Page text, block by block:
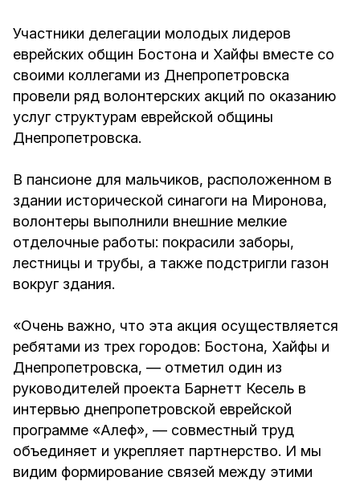
Участники делегации молодых лидеров
еврейских общин Бостона и Хайфы вместе со
своими коллегами из Днепропетровска
провели ряд волонтерских акций по оказанию
услуг структурам еврейской общины
Днепропетровска.
В пансионе для мальчиков, расположенном в
здании исторической синагоги на Миронова,
волонтеры выполнили внешние мелкие
отделочные работы: покрасили заборы,
лестницы и трубы, а также подстригли газон
вокруг здания.
«Очень важно, что эта акция осуществляется
ребятами из трех городов: Бостона, Хайфы и
Днепропетровска, — отметил один из
руководителей проекта Барнетт Кесель в
интервью днепропетровской еврейской
программе «Алеф», — совместный труд
объединяет и укрепляет партнерство. И мы
видим формирование связей между этими